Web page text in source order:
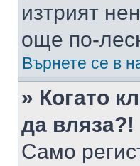
изтрият
още по-
Върнете се в
» Когато
да вляза?!
Само